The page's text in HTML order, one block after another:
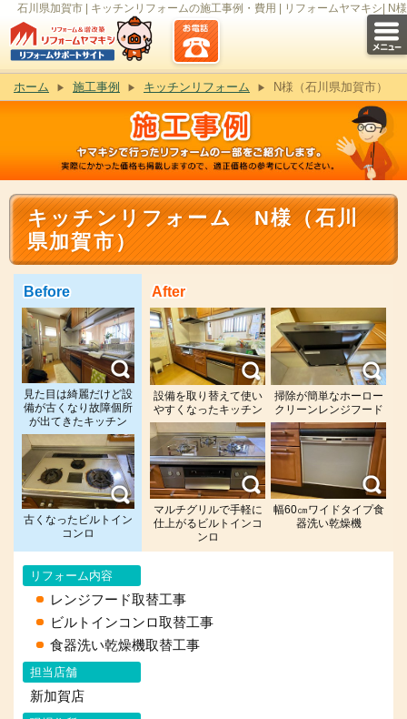
石川県加賀市 | キッチンリフォームの施工事例・費用 | リフォームヤマキシ| N様
ホーム 施工事例 キッチンリフォーム N様（石川県加賀市）
キッチンリフォーム N様（石川
県加賀市）
Before
見た目は綺麗だけど設
備が古くなり故障個所
が出てきたキッチン
古くなったビルトイン
コンロ
After
設備を取り替えて使い
やすくなったキッチン
掃除が簡単なホーロー
クリーンレンジフード
マルチグリルで手軽に
仕上がるビルトインコ
ンロ
幅60㎝ワイドタイプ食
器洗い乾燥機
リフォーム内容
レンジフード取替工事
ビルトインコンロ取替工事
食器洗い乾燥機取替工事
担当店舗
新加賀店